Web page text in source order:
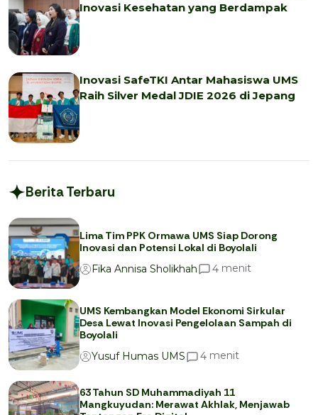
Inovasi Kesehatan yang Berdampak
Inovasi SafeTKI Antar Mahasiswa UMS
Raih Silver Medal JDIE 2026 di Jepang
Berita Terbaru
Lima Tim PPK Ormawa UMS Siap Dorong
Inovasi dan Potensi Lokal di Boyolali
Fika Annisa Sholikhah
4 menit
UMS Kembangkan Model Ekonomi Sirkular
Desa Lewat Inovasi Pengelolaan Sampah di
Boyolali
Yusuf Humas UMS
4 menit
63 Tahun SD Muhammadiyah 11
Mangkuyudan: Merawat Akhlak, Menjawab